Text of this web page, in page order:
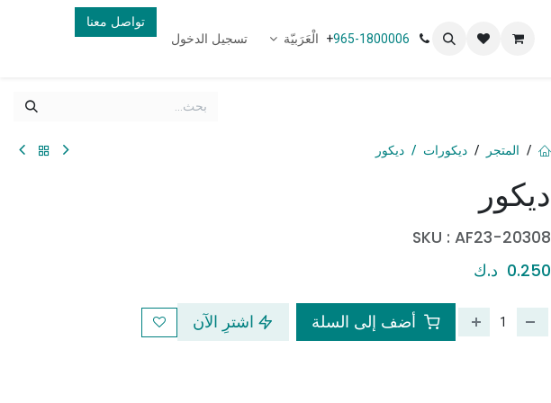
+965-1800006 الْعَرَبيّة تسجيل الدخول
تواصل معنا
ديكور
SKU : AF23-20308
0.250 د.ك
أضف إلى السلة اشترِ الآن
المتجر ديكورات ديكور